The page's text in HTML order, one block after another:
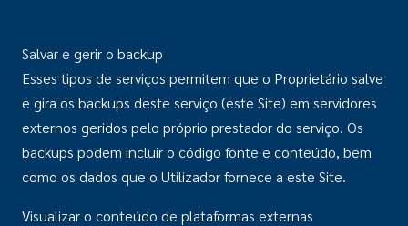
Salvar e gerir o backup
Esses tipos de serviços permitem que o Proprietário salve
e gira os backups deste serviço (este Site) em servidores
externos geridos pelo próprio prestador do serviço. Os
backups podem incluir o código fonte e conteúdo, bem
como os dados que o Utilizador fornece a este Site.
Visualizar o conteúdo de plataformas externas